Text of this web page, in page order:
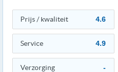
Prijs / kwaliteit 4.6
Service 4.9
Verzorging -